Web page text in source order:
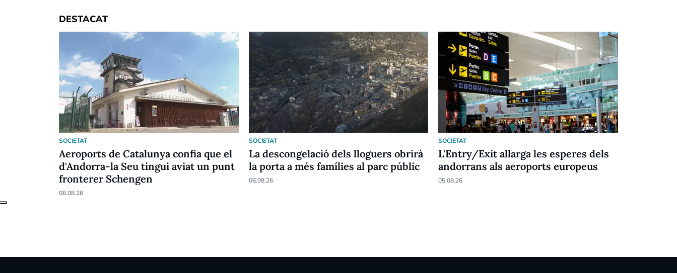
DESTACAT
SOCIETAT
Aeroports de Catalunya confia que el
d'Andorra-la Seu tingui aviat un punt
fronterer Schengen
06.08.26
SOCIETAT
La descongelació dels lloguers obrirà
la porta a més famílies al parc públic
06.08.26
SOCIETAT
L'Entry/Exit allarga les esperes dels
andorrans als aeroports europeus
05.08.26